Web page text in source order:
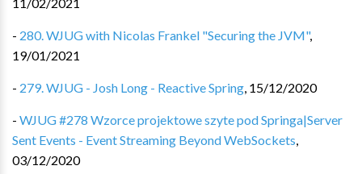
- 280. WJUG with Nicolas Frankel "Securing the JVM",
19/01/2021
- 279. WJUG - Josh Long - Reactive Spring, 15/12/2020
- WJUG #278 Wzorce projektowe szyte pod Springa|Server
Sent Events - Event Streaming Beyond WebSockets,
03/12/2020